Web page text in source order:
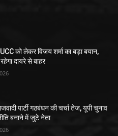
को लेकर विजय शर्मा का बड़ा बयान,
दायरे से बाहर
पार्टी गठबंधन की चर्चा तेज, यूपी चुनाव
बनाने में जुटे नेता